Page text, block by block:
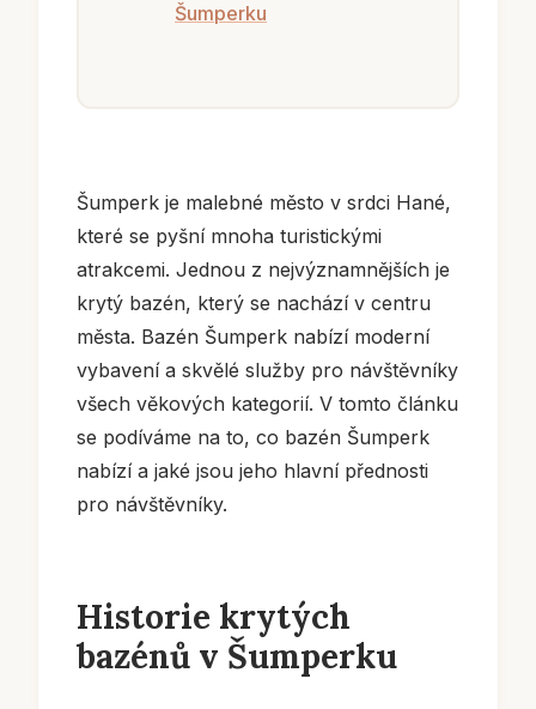
Šumperku
Šumperk je malebné město v srdci Hané,
které se pyšní mnoha turistickými
atrakcemi. Jednou z nejvýznamnějších je
krytý bazén, který se nachází v centru
města. Bazén Šumperk nabízí moderní
vybavení a skvělé služby pro návštěvníky
všech věkových kategorií. V tomto článku
se podíváme na to, co bazén Šumperk
nabízí a jaké jsou jeho hlavní přednosti
pro návštěvníky.
Historie krytých
bazénů v Šumperku